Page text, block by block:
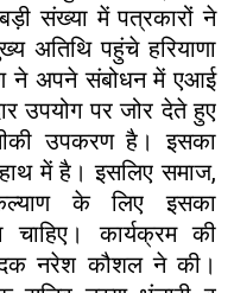
बड़ी संख्या में पत्रकारों ने
अतिथि पहुंचे हरियाणा
ने अपने संबोधन में एआई
उपयोग पर जोर देते हुए
उपकरण है। इसका
में है। इसलिए समाज,
के लिए इसका
चाहिए। कार्यक्रम की
नरेश कौशल ने की।